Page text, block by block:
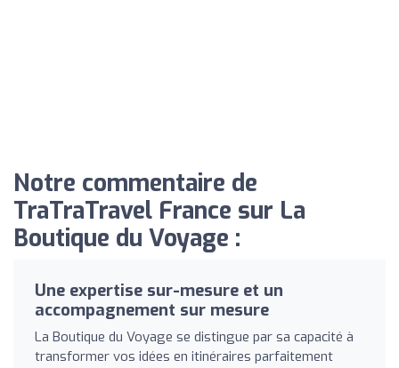
Notre commentaire de
TraTraTravel France sur La
Boutique du Voyage :
Une expertise sur-mesure et un
accompagnement sur mesure
La Boutique du Voyage se distingue par sa capacité à
transformer vos idées en itinéraires parfaitement